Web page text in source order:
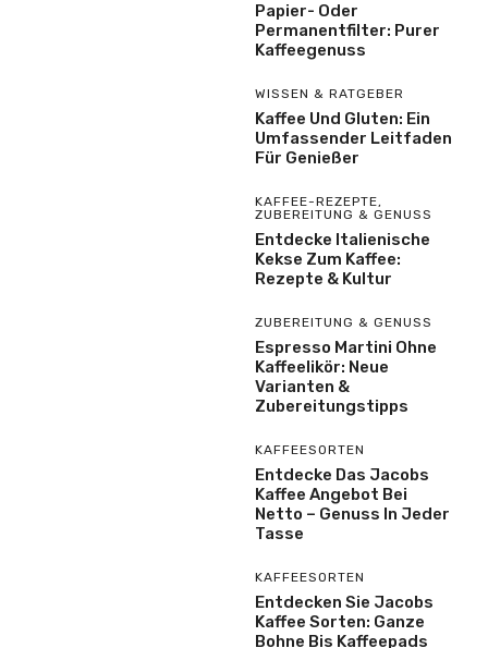
Papier- Oder
Permanentfilter: Purer
Kaffeegenuss
WISSEN & RATGEBER
Kaffee Und Gluten: Ein
Umfassender Leitfaden
Für Genießer
KAFFEE-REZEPTE,
ZUBEREITUNG & GENUSS
Entdecke Italienische
Kekse Zum Kaffee:
Rezepte & Kultur
ZUBEREITUNG & GENUSS
Espresso Martini Ohne
Kaffeelikör: Neue
Varianten &
Zubereitungstipps
KAFFEESORTEN
Entdecke Das Jacobs
Kaffee Angebot Bei
Netto – Genuss In Jeder
Tasse
KAFFEESORTEN
Entdecken Sie Jacobs
Kaffee Sorten: Ganze
Bohne Bis Kaffeepads